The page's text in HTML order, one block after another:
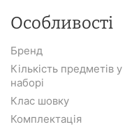
Особливості
Бренд
Кількість предметів у
наборі
Клас шовку
Комплектація